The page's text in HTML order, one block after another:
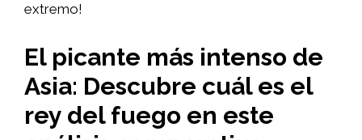
extremo!
El picante más intenso de
Asia: Descubre cuál es el
rey del fuego en este